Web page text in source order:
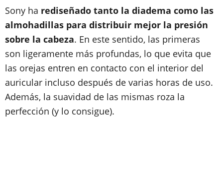
Sony ha rediseñado tanto la diadema como las
almohadillas para distribuir mejor la presión
sobre la cabeza. En este sentido, las primeras
son ligeramente más profundas, lo que evita que
las orejas entren en contacto con el interior del
auricular incluso después de varias horas de uso.
Además, la suavidad de las mismas roza la
perfección (y lo consigue).